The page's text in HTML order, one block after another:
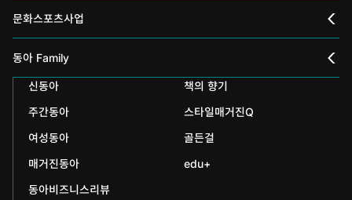
채널A
스포츠동아
어린이동아
에듀동아
어린이과학동아
문화스포츠사업
동아 신춘문예
동아국악콩쿠르
동아뮤지컬콩쿠르
동아무용콩쿠르
동아 Family
인촌기념회
신문박물관
화정평화재단
신동아
책의 향기
주간동아
스타일매거진Q
여성동아
골든걸
매거진동아
edu+
동아비즈니스리뷰